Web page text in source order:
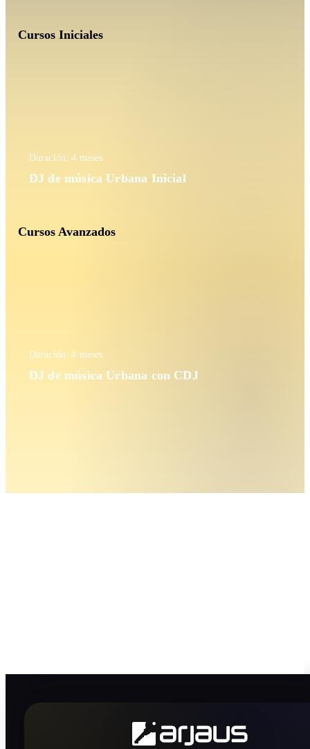
Cursos Iniciales
Duración: 4 meses
DJ de música Urbana Inicial
Cursos Avanzados
Duración: 4 meses
DJ de música Urbana con CDJ